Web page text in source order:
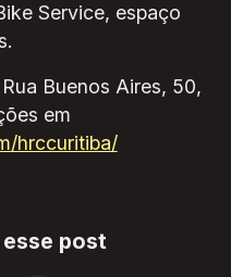
Service, espaço
Buenos Aires, 50,
em
hrccuritiba/
post